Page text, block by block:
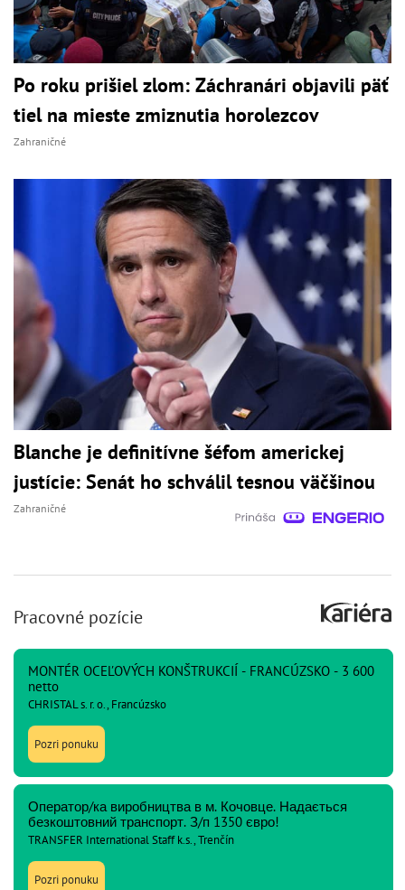
Po roku prišiel zlom: Záchranári objavili päť
tiel na mieste zmiznutia horolezcov
Zahraničné
Blanche je definitívne šéfom americkej
justície: Senát ho schválil tesnou väčšinou
Zahraničné
Pracovné pozície
MONTÉR OCEĽOVÝCH KONŠTRUKCIÍ - FRANCÚZSKO - 3 600
netto
CHRISTAL s. r. o., Francúzsko
Pozri ponuku
Оператор/ка виробництва в м. Кочовце. Надається
безкоштовний транспорт. З/п 1350 євро!
TRANSFER International Staff k.s., Trenčín
Pozri ponuku